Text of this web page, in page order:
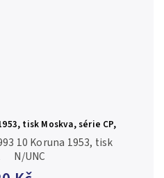
tisk Moskva, série CP,
10 Koruna 1953, tisk
N/UNC